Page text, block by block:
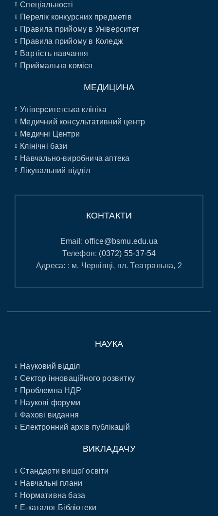
Спеціальності
Перелік конкурсних предметів
Правила прийому в Університет
Правила прийому в Коледж
Вартість навчання
Приймальна коміся
МЕДИЦИНА
Університетська клініка
Медичний консультативний центр
Медичні Центри
Клінічні бази
Навчально-виробнича аптека
Лікувальний відділ
КОНТАКТИ
Email:office@bsmu.edu.ua
Телефон: (0372) 55-37-54
Адреса: : м. Чернівці, пл. Театральна, 2
НАУКА
Науковий відділ
Сектор інноваційного розвитку
Проблемна НДР
Наукові форуми
Фахові видання
Електронний архів публікацій
ВИКЛАДАЧУ
Стандарти вищої освіти
Навчальні плани
Нормативна база
E-каталог Бібліотеки